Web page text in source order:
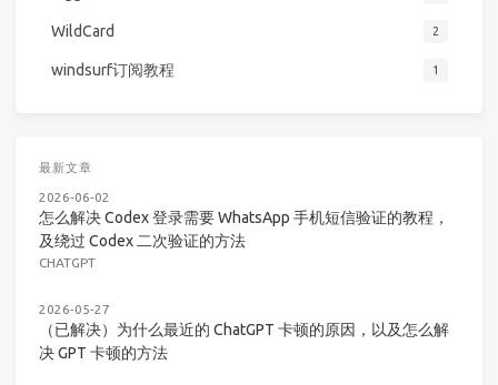
WildCard 2
windsurf订阅教程 1
最新文章
2026-06-02
怎么解决 Codex 登录需要 WhatsApp 手机短信验证的教程，
及绕过 Codex 二次验证的方法
CHATGPT
2026-05-27
（已解决）为什么最近的 ChatGPT 卡顿的原因，以及怎么解
决 GPT 卡顿的方法